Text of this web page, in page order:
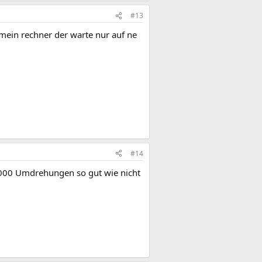
#13
rechner der warte nur auf ne
#14
Umdrehungen so gut wie nicht